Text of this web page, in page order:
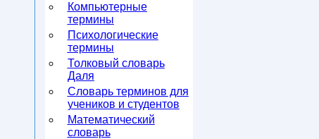
Компьютерные
термины
Психологические
термины
Толковый словарь
Даля
Словарь терминов для
учеников и студентов
Математический
словарь